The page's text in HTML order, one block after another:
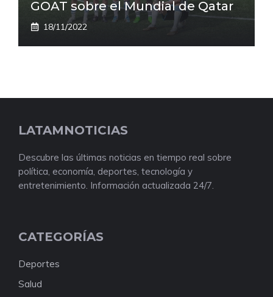
GOAT sobre el Mundial de Qatar
18/11/2022
LATAMNOTICIAS
Descubre las últimas noticias en tiempo real sobre
política, economía, deportes, tecnología y
entretenimiento. Información actualizada 24/7.
CATEGORÍAS
Deportes
Salud